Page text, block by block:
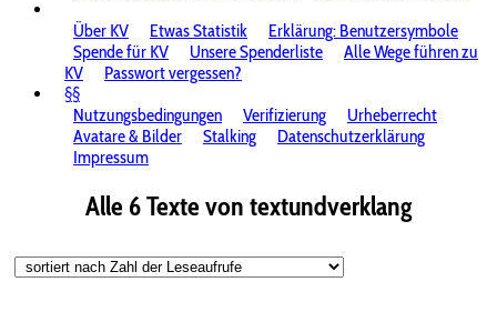
Über KV
Etwas Statistik
Erklärung: Benutzersymbole
Spende für KV
Unsere Spenderliste
Alle Wege führen zu
KV
Passwort vergessen?
§§
Nutzungsbedingungen
Verifizierung
Urheberrecht
Avatare & Bilder
Stalking
Datenschutzerklärung
Impressum
Alle 6 Texte von textundverklang